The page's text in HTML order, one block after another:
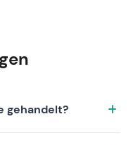
gehandelt?